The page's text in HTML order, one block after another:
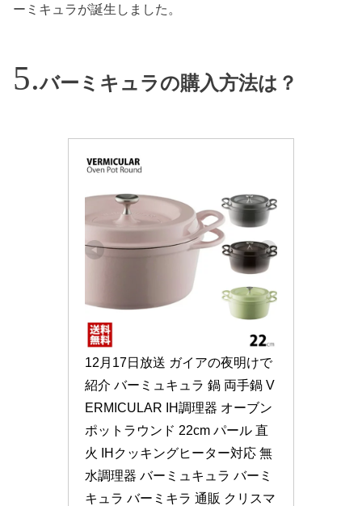
ーミキュラが誕生しました。
バーミキュラの購入方法は？
12月17日放送 ガイアの夜明けで
紹介 バーミュキュラ 鍋 両手鍋 V
ERMICULAR IH調理器 オーブン
ポットラウンド 22cm パール 直
火 IHクッキングヒーター対応 無
水調理器 バーミュキュラ バーミ
キュラ バーミキラ 通販 クリスマ